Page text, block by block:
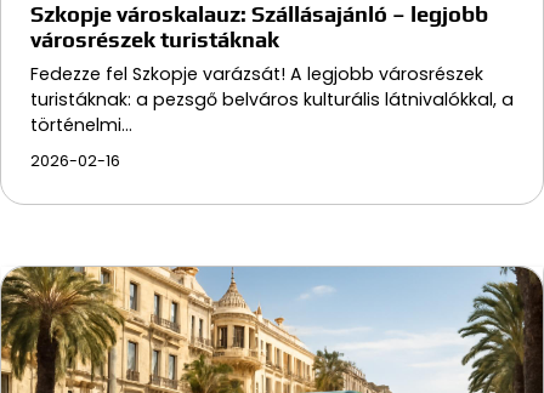
Szkopje városkalauz: Szállásajánló – legjobb
városrészek turistáknak
Fedezze fel Szkopje varázsát! A legjobb városrészek
turistáknak: a pezsgő belváros kulturális látnivalókkal, a
történelmi…
2026-02-16